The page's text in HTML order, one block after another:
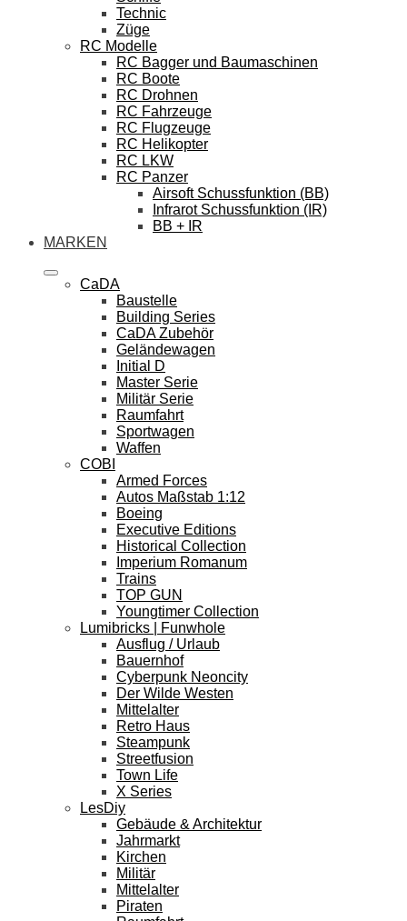
Technic
Züge
RC Modelle
RC Bagger und Baumaschinen
RC Boote
RC Drohnen
RC Fahrzeuge
RC Flugzeuge
RC Helikopter
RC LKW
RC Panzer
Airsoft Schussfunktion (BB)
Infrarot Schussfunktion (IR)
BB + IR
MARKEN
CaDA
Baustelle
Building Series
CaDA Zubehör
Geländewagen
Initial D
Master Serie
Militär Serie
Raumfahrt
Sportwagen
Waffen
COBI
Armed Forces
Autos Maßstab 1:12
Boeing
Executive Editions
Historical Collection
Imperium Romanum
Trains
TOP GUN
Youngtimer Collection
Lumibricks | Funwhole
Ausflug / Urlaub
Bauernhof
Cyberpunk Neoncity
Der Wilde Westen
Mittelalter
Retro Haus
Steampunk
Streetfusion
Town Life
X Series
LesDiy
Gebäude & Architektur
Jahrmarkt
Kirchen
Militär
Mittelalter
Piraten